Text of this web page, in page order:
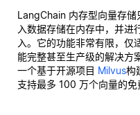
LangChain 内存型向量存
入数据存储在内存中，并进
入。它的功能非常有限，仅
能完整甚至生产级的解决方
一个基于开源项目 Milvus构
支持最多 100 万个向量的免